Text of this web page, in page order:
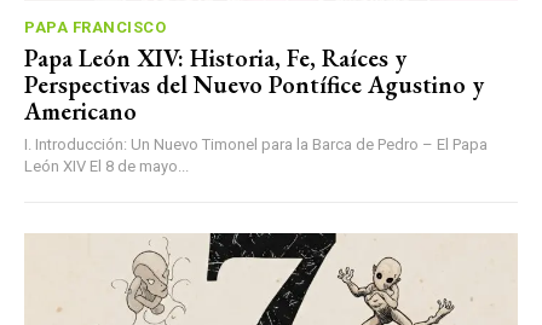
PAPA FRANCISCO
Papa León XIV: Historia, Fe, Raíces y
Perspectivas del Nuevo Pontífice Agustino y
Americano
I. Introducción: Un Nuevo Timonel para la Barca de Pedro – El Papa
León XIV El 8 de mayo...